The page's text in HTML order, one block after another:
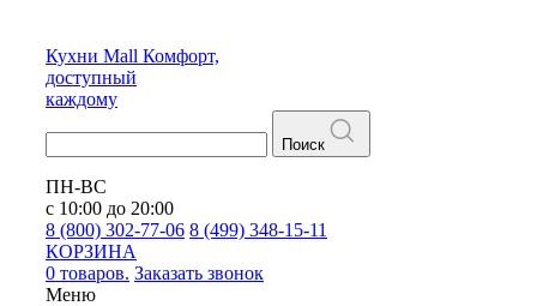
Кухни Mall Комфорт,
доступный
каждому
Поиск
ПН-ВС
с 10:00 до 20:00
8 (800) 302-77-06 8 (499) 348-15-11
КОРЗИНА
0 товаров. Заказать звонок
Меню